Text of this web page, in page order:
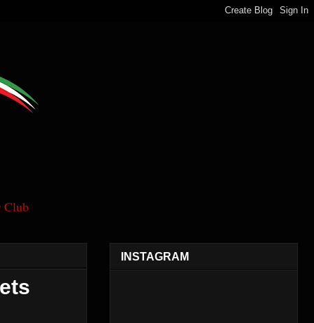
Club
INSTAGRAM